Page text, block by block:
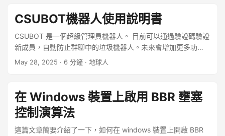
CSUBOT機器人使用說明書
CSUBOT 是一個超級管理員機器人。 目前可以通過驗證碼驗證
新成員，自動防止群聊中的垃圾機器人。未來會增加更多功
能。 優勢：不在群組中發布驗證請求，避免打斷群組聊天，打
May 28, 2025 · 6 分鐘 · 地球人
在 Windows 裝置上啟用 BBR 壅塞
控制演算法
這篇文章簡要介紹了一下，如何在 windows 裝置上開啟 BBR